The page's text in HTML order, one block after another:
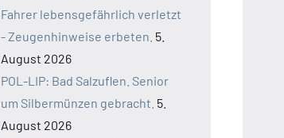
Fahrer lebensgefährlich verletzt
- Zeugenhinweise erbeten. 5.
August 2026
POL-LIP: Bad Salzuflen. Senior
um Silbermünzen gebracht. 5.
August 2026